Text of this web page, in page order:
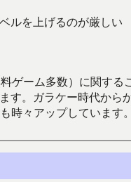
ルを上げるのが厳しい
ゲーム多数）に関す
す。ガラケー時代か
時々アップしています。